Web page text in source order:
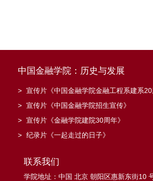
中国金融学院：历史与发展
> 宣传片《中国金融学院金融工程系建系20
> 宣传片《中国金融学院招生宣传》
> 宣传片《金融学院建院30周年》
> 纪录片《一起走过的日子》
联系我们
学院地址：中国 北京 朝阳区惠新东街10